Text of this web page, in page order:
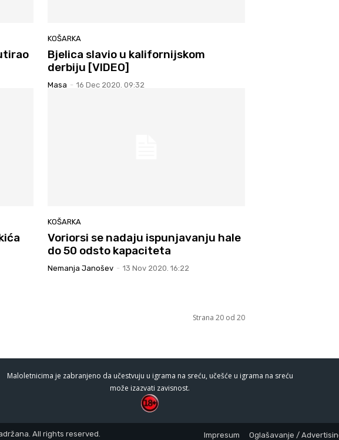
KOŠARKA
Bjelica slavio u kalifornijskom
derbiju [VIDEO]
Masa - 16 Dec 2020. 09:32
KOŠARKA
Voriorsi se nadaju ispunjavanju hale
do 50 odsto kapaciteta
Nemanja Janošev - 13 Nov 2020. 16:22
Strana 20 od 20
Maloletnicima je zabranjeno da učestvuju u igrama na sreću, učešće u igrama na sreću
može izazvati zavisnost.
All rights reserved. Impresum Oglašavanje /